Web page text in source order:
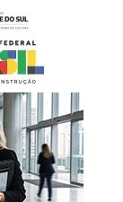
a
de